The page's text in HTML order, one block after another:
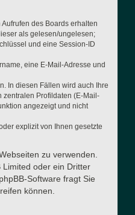
des Boards erhalten
als gelesen/ungelesen;
und eine Session-ID
eine E-Mail-Adresse und
In diesen Fällen wird auch Ihre
zentralen Profildaten (E-Mail-
angezeigt und nicht
explizit von Ihnen gesetzte
zu verwenden.
Limited oder ein Dritter
Software fragt Sie
können.